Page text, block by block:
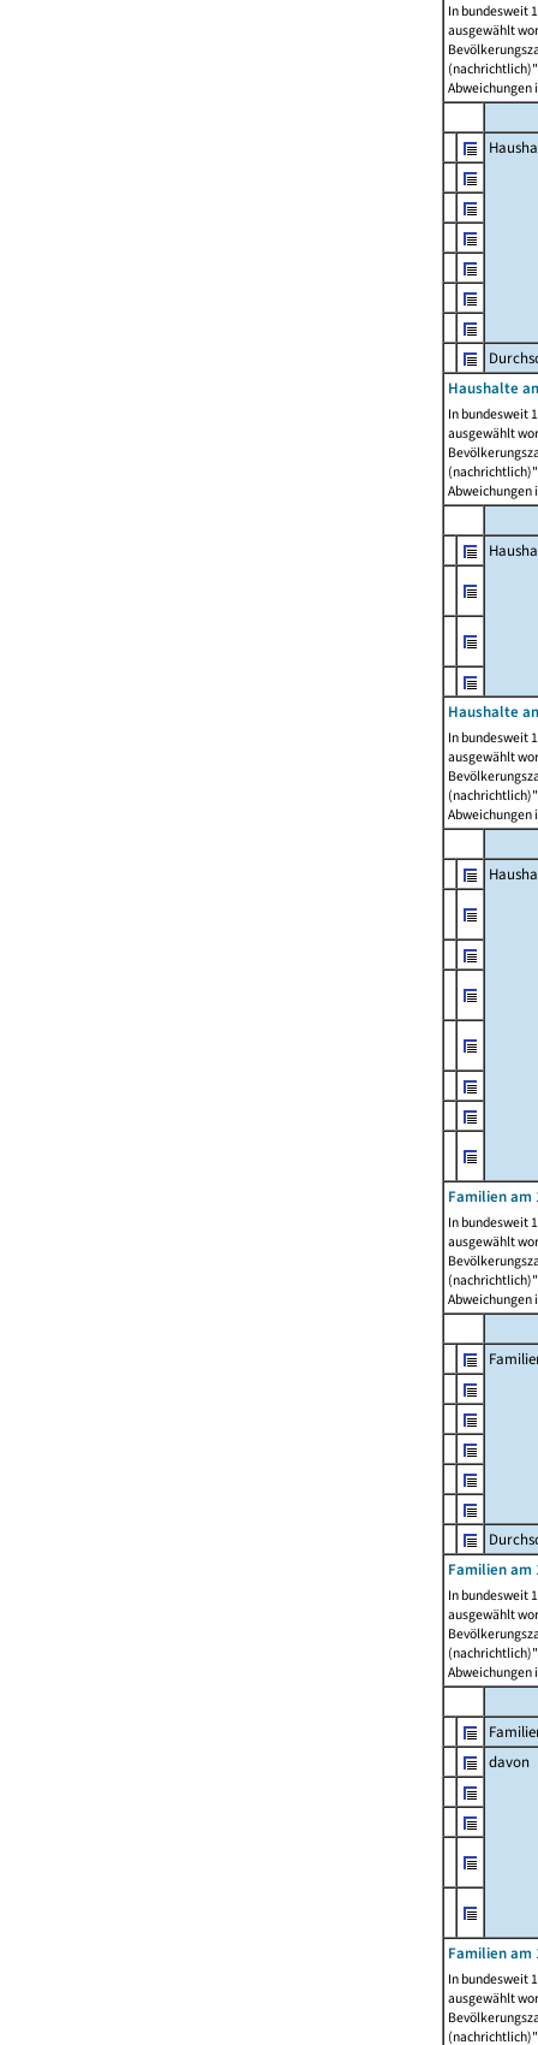
In bundesweit
ausgewählt
Abweichungen
Haushalte
In bundesweit
ausgewählt
Abweichungen
Haushalte
In bundesweit
ausgewählt
Abweichungen
Familien am
In bundesweit
ausgewählt
Abweichungen
Familien am
In bundesweit
ausgewählt
Abweichungen
davon
Familien am
In bundesweit
ausgewählt